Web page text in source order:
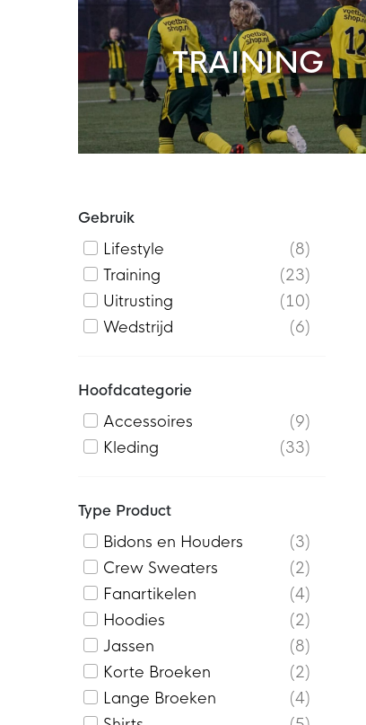
TRAINING
Gebruik
Lifestyle
8
Training
23
Uitrusting
10
Wedstrijd
6
Hoofdcategorie
Accessoires
9
Kleding
33
Type Product
Bidons en Houders
3
Crew Sweaters
2
Fanartikelen
4
Hoodies
2
Jassen
8
Korte Broeken
2
Lange Broeken
4